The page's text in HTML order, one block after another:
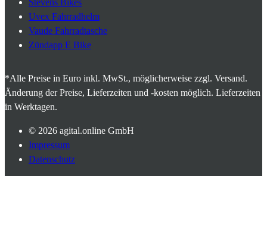
Stevens Bikes
Uvex Fahrradhelm
Vaude Fahrradtasche
Zündapp E Bike
*Alle Preise in Euro inkl. MwSt., möglicherweise zzgl. Versand.
Änderung der Preise, Lieferzeiten und -kosten möglich. Lieferzeiten
in Werktagen.
© 2026 agital.online GmbH
Impressum
Datenschutz